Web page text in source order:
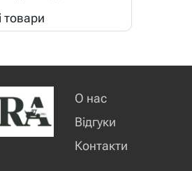
товари
О нас
Відгуки
Контакти